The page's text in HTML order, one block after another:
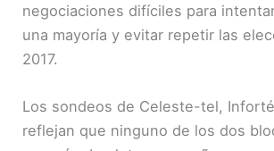
negociaciones difíciles para
una mayoría y evitar repetir las
2017.
Los sondeos de Celeste-tel,
reflejan que ninguno de los dos